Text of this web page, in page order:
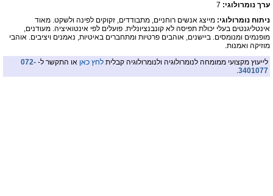
ערך נומרולוגי: 7
ניתוח נומרולוגי: מייצג אנשים רוחניים, מתבודדים, זקוקים לפינה ולשקט. מאוד
אינטליגנטים בעלי יכולת תפיסה לא קונבנציונלית. פועלים לפי אינטואיציה. מעודנים,
מופנמים ומנומסים. ביישנים, אוהבים פרטיות ומתחברים באיטיות, נאמנים ויציבים. אוהבי
מוזיקה ואמנות.
לייעוץ מקצועי ממומחה לנומרולוגיה ולנומרולוגיה קבלית לחץ כאן או התקשר ל- 072-
3401077
.